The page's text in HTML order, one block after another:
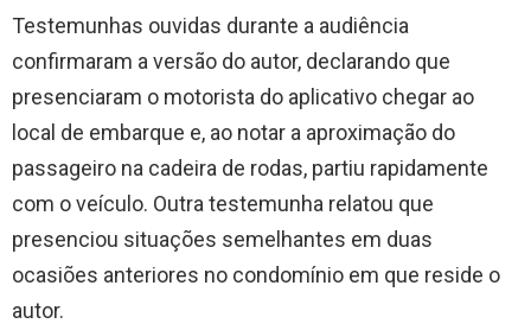
Testemunhas ouvidas durante a audiência
confirmaram a versão do autor, declarando que
presenciaram o motorista do aplicativo chegar ao
local de embarque e, ao notar a aproximação do
passageiro na cadeira de rodas, partiu rapidamente
com o veículo. Outra testemunha relatou que
presenciou situações semelhantes em duas
ocasiões anteriores no condomínio em que reside o
autor.